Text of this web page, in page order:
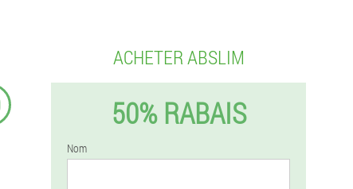
ACHETER ABSLIM
50% RABAIS
Nom